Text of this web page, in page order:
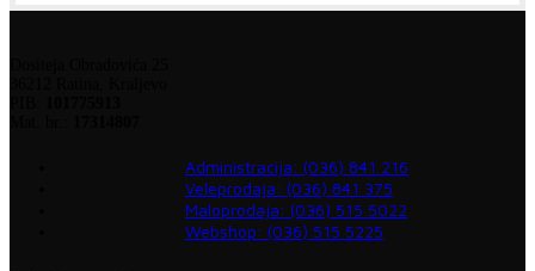
Administracija: (036) 841 216
Veleprodaja: (036) 841 375
Maloprodaja: (036) 515 5022
Webshop: (036) 515 5225